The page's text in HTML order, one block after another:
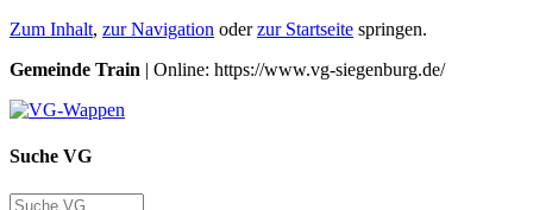
Zum Inhalt, zur Navigation oderzur Startseite springen.
Gemeinde Train | Online: https://www.vg-siegenburg.de/
Suche VG